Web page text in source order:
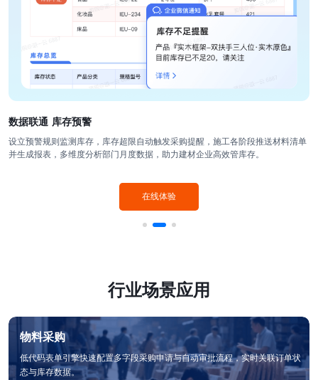
联通 库存预警
预警规则监测库存，库存超限自动触发采购提醒，施工各阶段推送材料清单
成报表，多维度分析部门月度数据，助力建材企业高效管库存。
在线体验
行业场景应用
物料采购
低代码表单引擎快速配置多字段采购申请与自动审批流程，实时关联订单状
态与库存数据。